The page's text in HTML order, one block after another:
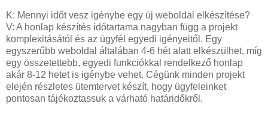
K: Mennyi időt vesz igénybe egy új weboldal elkészítése?
V: A honlap készítés időtartama nagyban függ a projekt
komplexitásától és az ügyfél egyedi igényeitől. Egy
egyszerűbb weboldal általában 4-6 hét alatt elkészülhet, míg
egy összetettebb, egyedi funkciókkal rendelkező honlap
akár 8-12 hetet is igénybe vehet. Cégünk minden projekt
elején részletes ütemtervet készít, hogy ügyfeleinket
pontosan tájékoztassuk a várható határidőkről.